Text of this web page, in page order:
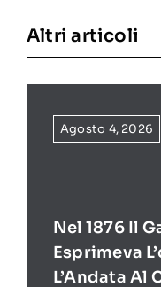
Altri articoli
Agosto 4, 2026
Nel 1876 Il
Esprimeva
L’Andata Al